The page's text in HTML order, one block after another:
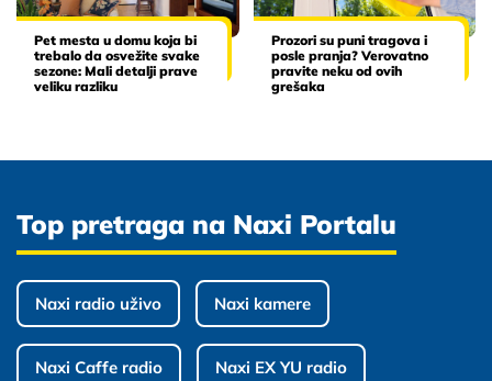
Pet mesta u domu koja bi
trebalo da osvežite svake
sezone: Mali detalji prave
veliku razliku
Prozori su puni tragova i
posle pranja? Verovatno
pravite neku od ovih
grešaka
Top pretraga na Naxi Portalu
Naxi radio uživo Naxi kamere
Naxi Caffe radio Naxi EX YU radio